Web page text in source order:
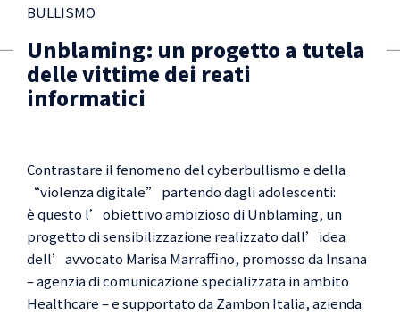
05.01.2022
BULLISMO
Unblaming: un progetto a tutela
delle vittime dei reati
informatici
Contrastare il fenomeno del cyberbullismo e della
“violenza digitale” partendo dagli adolescenti:
è questo l’obiettivo ambizioso di Unblaming, un
progetto di sensibilizzazione realizzato dall’idea
dell’avvocato Marisa Marraffino, promosso da Insana
– agenzia di comunicazione specializzata in ambito
Healthcare – e supportato da Zambon Italia, azienda